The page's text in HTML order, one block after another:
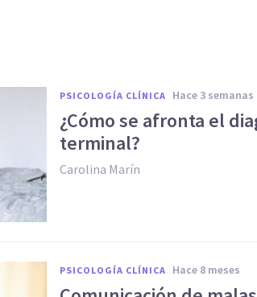
PSICOLOGÍA CLÍNICA hace 3 semanas
¿Cómo se afronta el
terminal?
Carolina Marín
PSICOLOGÍA CLÍNICA hace 8 meses